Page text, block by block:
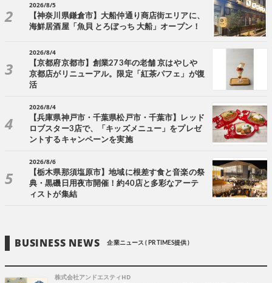
2026/8/5
【神奈川県鎌倉市】大船仲通り商店街エリアに、
海鮮居酒屋「魚貝 とろぼっち 大船」オープン！
2026/8/4
【京都府京都市】創業273年の老舗 京はやしや
京都店がリニューアル。限定「紅茶パフェ」が復
活
2026/8/4
【兵庫県神戸市・千葉県松戸市・千葉市】レッド
ロブスター3店で、「キッズメニュー」をプレゼ
ントするキャンペーンを実施
2026/8/6
【栃木県那須塩原市】地域に根差す食と音楽の祭
典・黒磯日用夜市開催！約40店と多彩なアーテ
ィストが集結
BUSINESS NEWS 企業ニュース ( PR TIMES提供 )
株式会社アンドエスティHD